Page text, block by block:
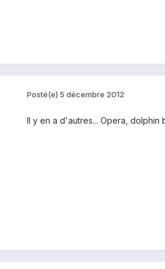
Posté(e) 5 décembre 2012
Il y en a d'autres... Opera, dolphin